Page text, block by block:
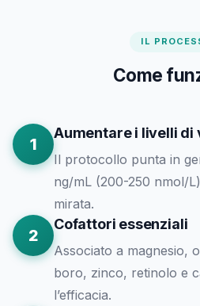
IL
Come
1
Aumentare i livelli di
Il protocollo punta in
ng/mL (200-250 nmol/
mirata.
2
Cofattori essenziali
Associato a magnesio,
boro, zinco, retinolo e
l’efficacia.